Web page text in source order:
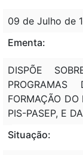
09 de Julho de
Ementa:
DISPÕE
FORMAÇÃO
PIS-PASEP, E
Situação: